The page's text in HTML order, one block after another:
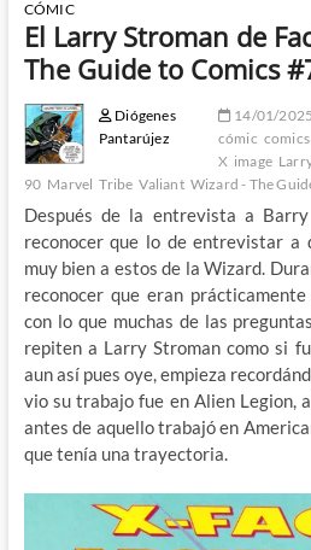
CÓMIC
El Larry Stroman de
The Guide to Comics
Diógenes
Pantarújez
14/01/2025
cómic comics
X image
90 Marvel Tribe Valiant Wizard - The
Después de la entrevista a
reconocer que lo de entrevistar a
muy bien a estos de la Wizard.
reconocer que eran
con lo que muchas de las
repiten a Larry Stroman como si
aun así pues oye, empieza
vio su trabajo fue en Alien Legion,
antes de aquello trabajó en
que tenía una trayectoria.